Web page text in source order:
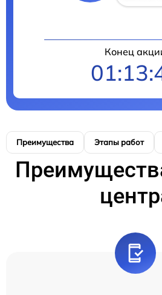
Конец
Преимущества Этапы работ